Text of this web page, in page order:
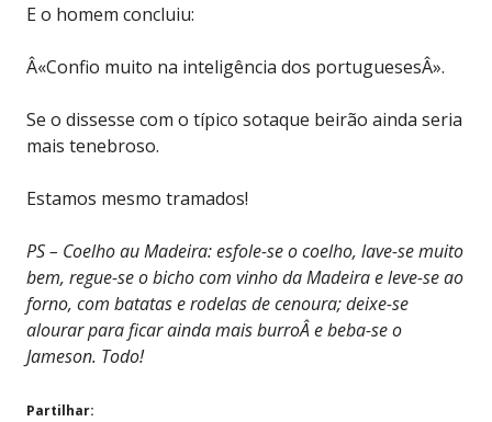
E o homem concluiu:
Â«Confio muito na inteligência dos portuguesesÂ».
Se o dissesse com o típico sotaque beirão ainda seria
mais tenebroso.
Estamos mesmo tramados!
PS – Coelho au Madeira: esfole-se o coelho, lave-se muito
bem, regue-se o bicho com vinho da Madeira e leve-se ao
forno, com batatas e rodelas de cenoura; deixe-se
alourar para ficar ainda mais burroÂ e beba-se o
Jameson. Todo!
Partilhar: